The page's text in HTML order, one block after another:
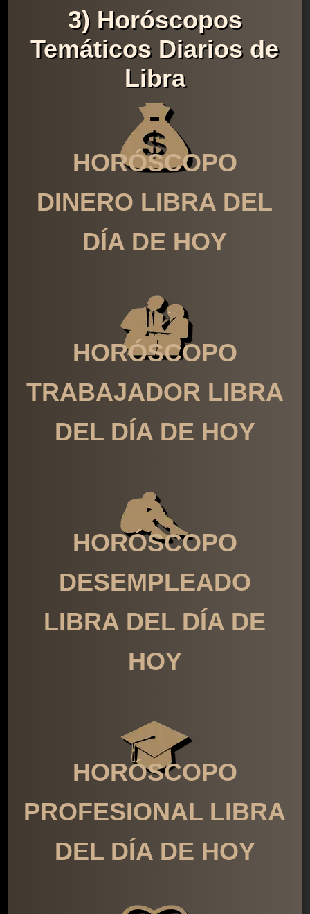
3) Horóscopos
Temáticos Diarios de
Libra
HORÓSCOPO
DINERO LIBRA DEL
DÍA DE HOY
HORÓSCOPO
TRABAJADOR LIBRA
DEL DÍA DE HOY
HORÓSCOPO
DESEMPLEADO
LIBRA DEL DÍA DE
HOY
HORÓSCOPO
PROFESIONAL LIBRA
DEL DÍA DE HOY